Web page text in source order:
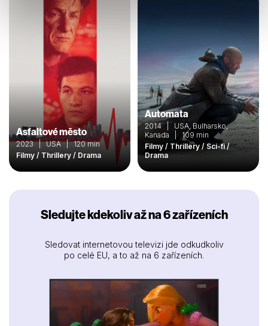
Asfaltové město
2023 | USA | 120 min
Filmy / Thrillery / Drama
Automata
2014 | USA, Bulharsko,
Kanada | 109 min
Filmy / Thrillery / Sci-fi /
Drama
Sledujte kdekoliv až na 6 zařízeních
Sledovat internetovou televizi jde odkudkoliv
po celé EU, a to až na 6 zařízeních.